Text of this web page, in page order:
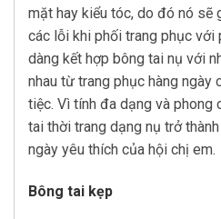
mặt hay kiểu tóc, do đó nó sẽ
các lỗi khi phối trang phục với
dàng kết hợp bông tai nụ với
nhau từ trang phục hàng ngày
tiệc. Vì tính đa dạng và phong
tai thời trang dạng nụ trở
ngày yêu thích của hội chị em.
Bông tai kẹp